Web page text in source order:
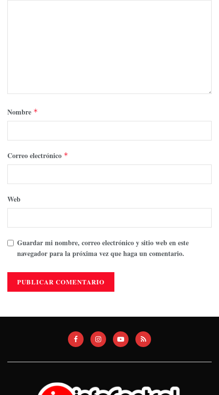
Nombre *
Correo electrónico *
Web
Guardar mi nombre, correo electrónico y sitio web en este
navegador para la próxima vez que haga un comentario.